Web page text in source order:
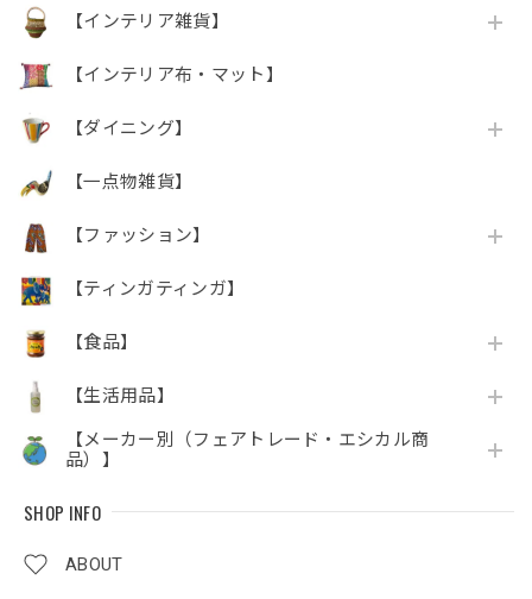
【インテリア雑貨】
【インテリア布・マット】
【ダイニング】
【一点物雑貨】
【ファッション】
【ティンガティンガ】
【食品】
【生活用品】
【メーカー別（フェアトレード・エシカル商
品）】
SHOP INFO
ABOUT